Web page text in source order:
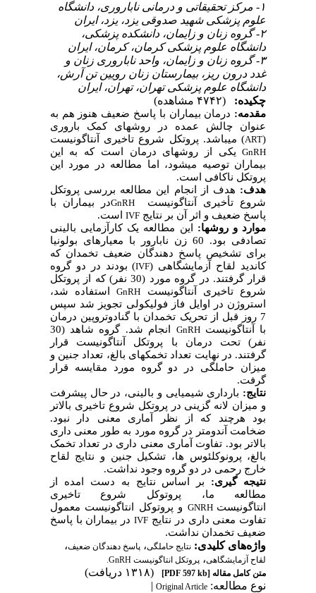
۱- مرکز تحقیقاتی و درمانی ناباروری، دانشگاه
علوم پزشکی شهید صدوقی یزد، یزد، ایران
۲- گروه زنان و زایمان، دانشکده پزشکی،
دانشگاه علوم پزشکی کرمان، کرمان، ایران
۳- گروه زنان و زایمان، واحد ناباروری زنان و
غدد درون ریز، بیمارستان زنان رویین تن آرش،
دانشگاه علوم پزشکی تهران، تهران، ایران
چکیده:
(۴۷۴۲ مشاهده)
مقدمه: درمان بیماران با پاسخ ضعیف هنوز هم به
عنوان چالش عمده در روش­های کمک باروری
(
ART) می­باشد. پروتکل شروع تاخیری آنتاگونیست
GnRH
یکی از روش­های درمان است که به این
بیماران توصیه می­شود، اما مطالعه در مورد این
پروتکل ناکافی است.
هدف: هدف از انجام این مطالعه بررسی پروتکل
شروع تأخیری آنتاگونیست
GnRHدر بیماران با
پاسخ ضعیف و اثر آن بر نتایج IVFاست.
موارد و روش­ها:
این مطالعه یک کارآزمایی بالینی
تصادفی بود. 60 زن نابارور با معیارهای بولونیا
برای تشخیص پاسخ دهندگان ضعیف تخمدان که
کاندید لقاح آزمایشگاهی (IVF) بودند در دو گروه
قرار گرفتند. در گروه مورد (30 نفر) که از پروتکل
شروع تاخیری آنتاگونیست GnRHاستفاده شد،
استروژن در اوایل فاز فولیکولی تجویز شد سپس
7 روز قبل از تحریک تخمدان با گنادوتروپین درمان
با آنتاگونیستGnRH
انجام شد. گروه شاهد (30
نفر) تحت درمان با پروتکل آنتاگونیست قرار
گرفتند. در نهایت تعداد تخمک­های بالغ، تعداد جنین و
میزان حاملگی در دو گروه مورد مقایسه قرار
گرفت.
نتایج: بارداری شیمیایی و بالینی، در حال پیشرفت
و میزان لانه گزینی در پروتکل شروع تاخیری بالاتر
بود هرچند که از نظر آماری معنی دار نبود.
ضخامت آندومتر در گروه مورد به طور معنی داری
بالاتر بود. تفاوت آماری معنی داری در تعداد تخمک
بالغ، پرونوکلئوس ها، تشکیل جنین و نتایج لقاح
خارج رحمی در دو گروه وجود نداشت.
نتیجه­ گیری: بر اساس نتایج به دست امده از
مطالعه ما، پروتوکل شروع تاخیری
انتاگونیست GNRH و پروتوکل انتاگونیست معمول
تفاوت معنی داری در نتایج IVF در بیماران با پاسخ
ضعیف تخمدان نداشت.
واژه‌های کلیدی: نتایج حاملگی، پاسخ دهندگان ضعیف،
لقاح آزمایشگاهی، پروتکل انتاگونیست GnRH.
متن کامل مقاله [PDF 597 kb]
(۱۳۱۸ دریافت)
نوع مطالعه: Original Article
|